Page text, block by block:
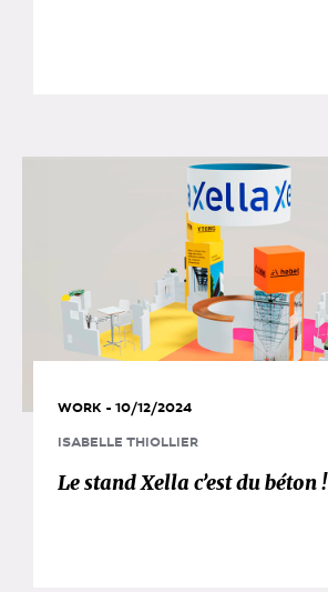
WORK - 10/12/2024
ISABELLE THIOLLIER
Le stand Xella c’est du béton !